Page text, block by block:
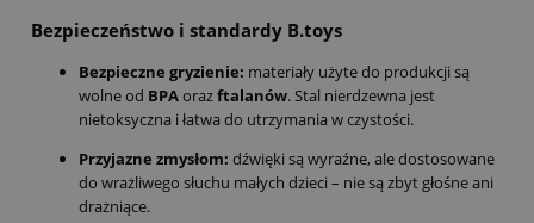
Bezpieczeństwo i standardy B.toys
Bezpieczne gryzienie: materiały użyte do produkcji są
wolne od BPAorazftalanów.Stal nierdzewna jest
nietoksyczna i łatwa do utrzymania w czystości.
Przyjazne zmysłom: dźwięki są wyraźne, ale dostosowane
do wrażliwego słuchu małych dzieci – nie są zbyt głośne ani
drażniące.